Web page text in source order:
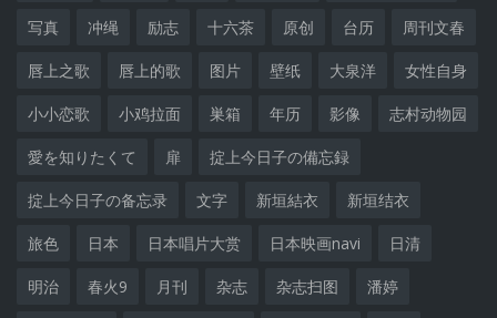
写真 冲绳 励志 十六茶 原创 台历 周刊文春
唇上之歌 唇上的歌 图片 壁纸 大泉洋 女性自身
小小恋歌 小鸡拉面 巣箱 年历 影像 志村动物园
愛を知りたくて 扉 掟上今日子の備忘録
掟上今日子の备忘录 文字 新垣結衣 新垣结衣
旅色 日本 日本唱片大赏 日本映画navi 日清
明治 春火9 月刊 杂志 杂志扫图 潘婷